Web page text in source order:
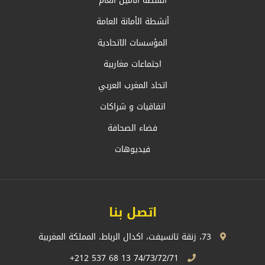
أنشطة الأمانة العامة
المؤسسات الاتحادية
اجتماعات مغاربية
اتحاد المغرب العربي
اتفاقيات و شراكات
فضاء الصحافة
فيديوهات
اتصل بنا